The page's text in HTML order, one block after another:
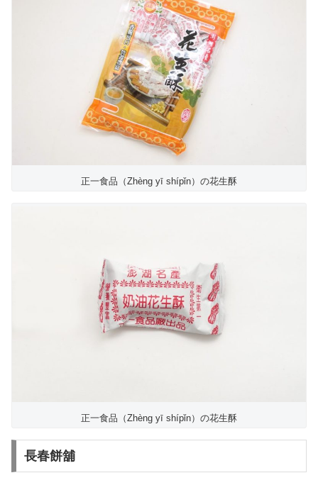
正一食品（Zhèng yī shípǐn）の花生酥
正一食品（Zhèng yī shípǐn）の花生酥
長春餅舖